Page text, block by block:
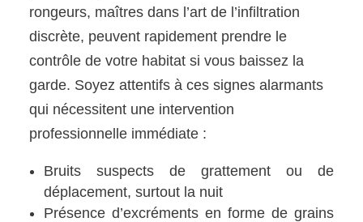
rongeurs, maîtres dans l’art de l’infiltration
discrète, peuvent rapidement prendre le
contrôle de votre habitat si vous baissez la
garde. Soyez attentifs à ces signes alarmants
qui nécessitent une intervention
professionnelle immédiate :
Bruits suspects de grattement ou de
déplacement, surtout la nuit
Présence d’excréments en forme de grains